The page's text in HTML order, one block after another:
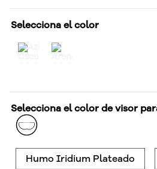
Selecciona el color
Selecciona el color de visor
Humo Iridium Plateado